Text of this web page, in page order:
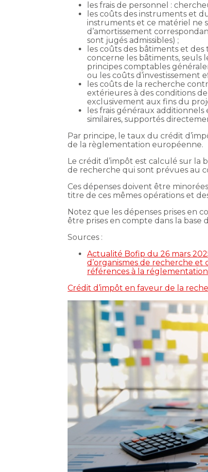
les frais de personnel :
les coûts des instruments et
instruments et ce matériel ne
d’amortissement
sont jugés admissibles) ;
les coûts des bâtiments et
concerne les bâtiments, seuls
principes comptables
ou les coûts d’investissement
les coûts de la recherche
extérieures à des conditions
exclusivement aux fins du
les frais généraux
similaires, supportés
Par principe, le taux du crédit
de la règlementation européenne.
Le crédit d’impôt est calculé sur la
de recherche qui sont prévues au
Ces dépenses doivent être
titre de ces mêmes opérations et
Notez que les dépenses prises en
être prises en compte dans la base
Sources :
Actualité Bofip du 26 mars
d’organismes de recherche et
références à la réglementation
Crédit d’impôt en faveur de la